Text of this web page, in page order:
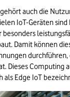
auch die
IoT-Geräten
Damit können
durchführen,
Dieses Computing
als Edge IoT